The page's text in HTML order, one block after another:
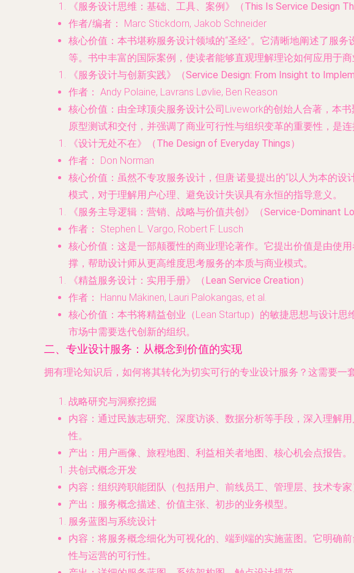
《服务设计思维：基础、工具、案例》（This Is Service Design
作者/编者 ： Marc Stickdorn, Jakob Schneider
核心价值 ：本书堪称服务设计领域的“圣经”。它清晰地阐述了服
等。书中丰富的国际案例，使读者能够直观理解理论如何应用于商
《服务设计与创新实践》（Service Design: From Insight to
作者 ： Andy Polaine, Lavrans Løvlie, Ben Reason
核心价值 ：由全球顶尖服务设计公司Livework的创始人合著，本
原型测试和交付，并强调了商业可行性与组织变革的重要性，是连
《设计无处不在》（The Design of Everyday Things）
作者 ： Don Norman
核心价值 ：虽然不专攻服务设计，但唐·诺曼提出的“以人为本的
模式，对于理解用户心理、避免设计失误具有永恒的指导意义。
《服务主导逻辑：营销、战略与价值共创》（Service-Dominant
作者 ： Stephen L. Vargo, Robert F. Lusch
核心价值 ：这是一部颠覆性的商业理论著作。它提出价值是由使
撑，帮助设计师从更高维度思考服务的本质与商业模式。
《精益服务设计：实用手册》（Lean Service Creation）
作者 ： Hannu Mäkinen, Lauri Palokangas, et al.
核心价值 ：本书将精益创业（Lean Startup）的敏捷思想与设计
市场中需要迭代创新的组织。
二、专业设计服务：从概念到价值的实现
拥有理论知识后，如何将其转化为切实可行的专业设计服务？这需要
战略研究与洞察挖掘
内容 ：通过民族志研究、深度访谈、数据分析等手段，深入理解
性。
产出 ：用户画像、旅程地图、利益相关者地图、核心机会点报告。
共创式概念开发
内容 ：组织跨职能团队（包括用户、前线员工、管理层、技术专
产出 ：服务概念描述、价值主张、初步的业务模型。
服务蓝图与系统设计
内容 ：将服务概念细化为可视化的、端到端的实施蓝图。它明确
性与运营的可行性。